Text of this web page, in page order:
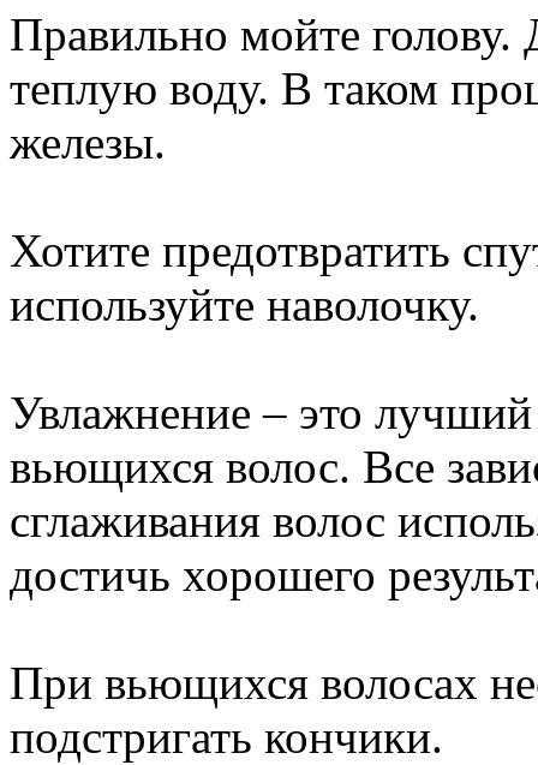
Правильно мойте голову.
теплую воду. В таком
железы.
Хотите предотвратить
используйте наволочку.
Увлажнение – это лучший
вьющихся волос. Все
сглаживания волос
достичь хорошего
При вьющихся волосах
подстригать кончики.